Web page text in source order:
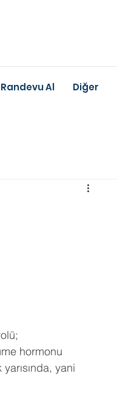
Randevu Al Diğer
hormonu
yani